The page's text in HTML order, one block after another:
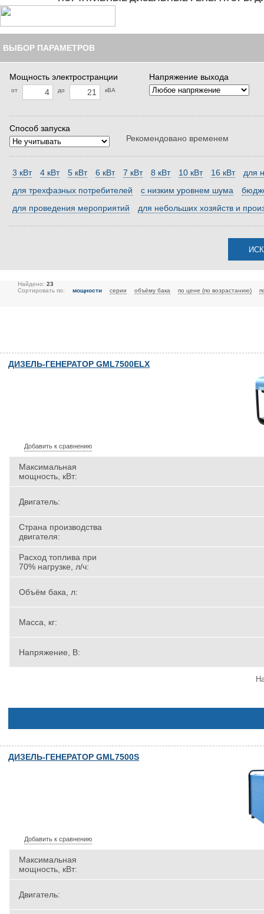
ВЫБОР ПАРАМЕТРОВ
Мощность электространции
от до кВА
Напряжение выхода
Способ запуска
Рекомендовано временем
3 кВт 4 кВт 5 кВт 6 кВт 7 кВт 8 кВт 10 кВт 16 кВт
для
для трехфазных потребителей
с низким уровнем шума
для проведения мероприятий
для небольших хозяйств и
Найдено: 23
Сортировать по:
мощности серии объёму бака по цене (по возрастанию)
ДИЗЕЛЬ-ГЕНЕРАТОР GML7500ELX
Добавить к сравнению
Максимальная
мощность, кВт:
Двигатель:
Страна производства
двигателя:
Расход топлива при
70% нагрузке, л/ч:
Объём бака, л:
Масса, кг:
Напряжение, В:
ДИЗЕЛЬ-ГЕНЕРАТОР GML7500S
Добавить к сравнению
Максимальная
мощность, кВт:
Двигатель: